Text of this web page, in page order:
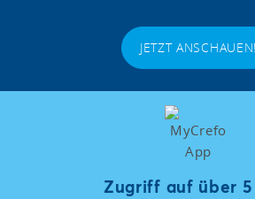
JETZT ANSCHAUEN!
Zugriff auf über 5